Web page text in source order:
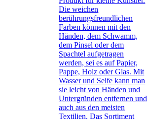
Die weichen
berührungsfreundlichen
Farben können mit den
Händen, dem Schwamm,
dem Pinsel oder dem
Spachtel aufgetragen
werden, sei es auf Papier,
Pappe, Holz oder Glas. Mit
Wasser und Seife kann man
sie leicht von Händen und
Untergründen entfernen und
auch aus den meisten
Textilien. Das Sortiment